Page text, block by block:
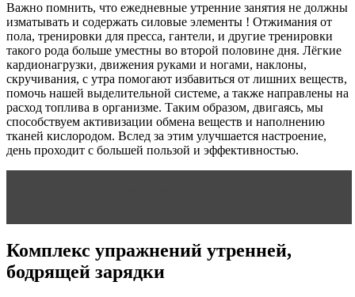
Важно помнить, что ежедневные утренние занятия не должны
изматывать и содержать силовые элементы ! Отжимания от
пола, тренировки для пресса, гантели, и другие тренировки
такого рода больше уместны во второй половине дня. Лёгкие
кардионагрузки, движения руками и ногами, наклоны,
скручивания, с утра помогают избавиться от лишних веществ,
помочь нашей выделительной системе, а также направлены на
расход топлива в организме. Таким образом, двигаясь, мы
способствуем активизации обмена веществ и наполнению
тканей кислородом. Вслед за этим улучшается настроение,
день проходит с большей пользой и эффективностью.
Комплекс упражнений утренней,
бодрящей зарядки